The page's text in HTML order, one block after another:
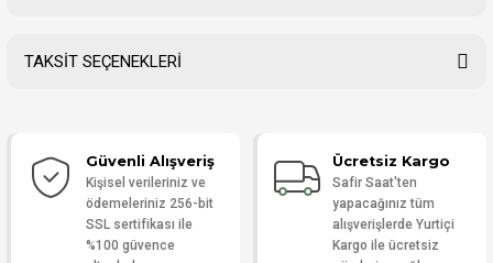
Yorum Yaz
TAKSİT SEÇENEKLERİ
Güvenli Alışveriş
Kişisel verileriniz ve
ödemeleriniz 256-bit
SSL sertifikası ile
%100 güvence
Ücretsiz Kargo
Safir Saat'ten
yapacağınız tüm
alışverişlerde Yurtiçi
Kargo ile ücretsiz